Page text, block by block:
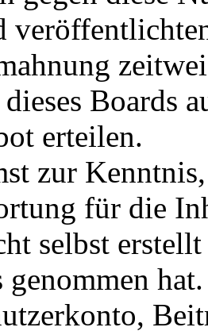
Boards
erteilen.
zur
für die
selbst